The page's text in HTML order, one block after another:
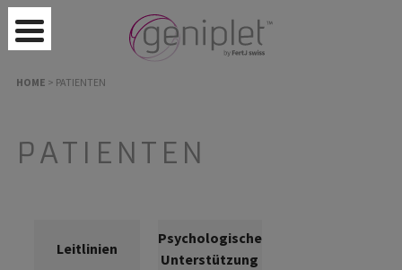
HOME > PATIENTEN
PATIENTEN
Leitlinien
Psychologische
Unterstützung